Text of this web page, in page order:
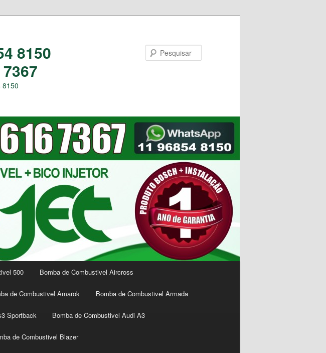
8150
8150
500 Bomba de Combustivel Aircross
de Combustivel Amarok Bomba de Combustivel Armada
Sportback Bomba de Combustivel Audi A3
de Combustivel Blazer